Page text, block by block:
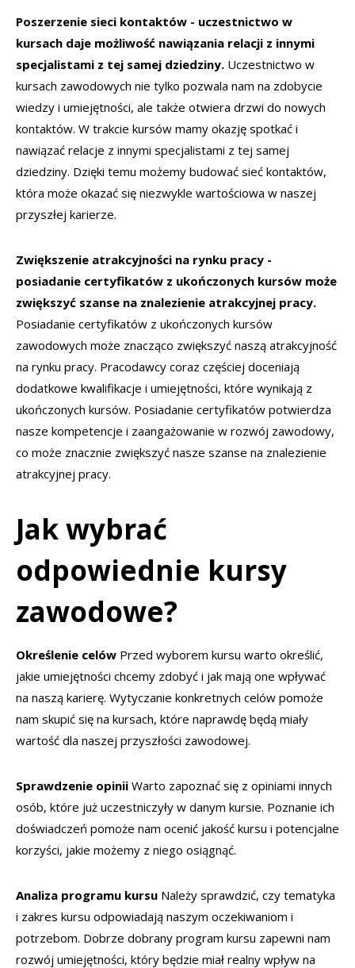
Poszerzenie sieci kontaktów - uczestnictwo w
kursach daje możliwość nawiązania relacji z innymi
specjalistami z tej samej dziedziny. Uczestnictwo w
kursach zawodowych nie tylko pozwala nam na zdobycie
wiedzy i umiejętności, ale także otwiera drzwi do nowych
kontaktów. W trakcie kursów mamy okazję spotkać i
nawiązać relacje z innymi specjalistami z tej samej
dziedziny. Dzięki temu możemy budować sieć kontaktów,
która może okazać się niezwykle wartościowa w naszej
przyszłej karierze.
Zwiększenie atrakcyjności na rynku pracy -
posiadanie certyfikatów z ukończonych kursów może
zwiększyć szanse na znalezienie atrakcyjnej pracy.
Posiadanie certyfikatów z ukończonych kursów
zawodowych może znacząco zwiększyć naszą atrakcyjność
na rynku pracy. Pracodawcy coraz częściej doceniają
dodatkowe kwalifikacje i umiejętności, które wynikają z
ukończonych kursów. Posiadanie certyfikatów potwierdza
nasze kompetencje i zaangażowanie w rozwój zawodowy,
co może znacznie zwiększyć nasze szanse na znalezienie
atrakcyjnej pracy.
Jak wybrać
odpowiednie kursy
zawodowe?
Określenie celów Przed wyborem kursu warto określić,
jakie umiejętności chcemy zdobyć i jak mają one wpływać
na naszą karierę. Wytyczanie konkretnych celów pomoże
nam skupić się na kursach, które naprawdę będą miały
wartość dla naszej przyszłości zawodowej.
Sprawdzenie opinii Warto zapoznać się z opiniami innych
osób, które już uczestniczyły w danym kursie. Poznanie ich
doświadczeń pomoże nam ocenić jakość kursu i potencjalne
korzyści, jakie możemy z niego osiągnąć.
Analiza programu kursu Należy sprawdzić, czy tematyka
i zakres kursu odpowiadają naszym oczekiwaniom i
potrzebom. Dobrze dobrany program kursu zapewni nam
rozwój umiejętności, który będzie miał realny wpływ na